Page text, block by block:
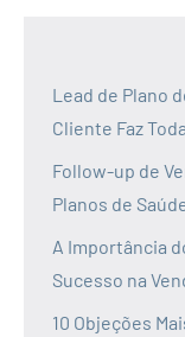
Lead de Plano
Cliente Faz
Follow-up de
Planos de
A Importância
Sucesso na
10 Objeções